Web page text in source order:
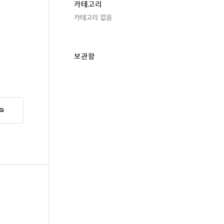
카테고리
카테고리 없음
보관함